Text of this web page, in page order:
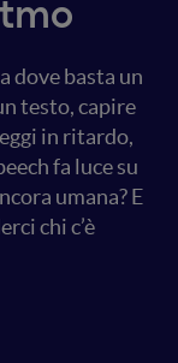
dove basta un
testo, capire
in ritardo,
fa luce su
umana? E
chi c’è